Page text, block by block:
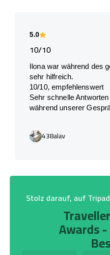
5.0
10/10
Ilona war während des
sehr hilfreich.
10/10, empfehlenswert
Sehr schnelle
während unserer
438alav
Stolz darauf, auf
Awards